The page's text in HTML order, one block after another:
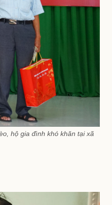
hộ gia đình khó khăn tại xã